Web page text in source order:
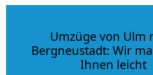
Umzüge von Ulm
Bergneustadt: Wir
Ihnen leicht